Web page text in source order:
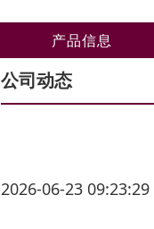
产品信息
公司动态
2026-06-23